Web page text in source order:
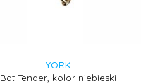
YORK
Bat Tender, kolor niebieski